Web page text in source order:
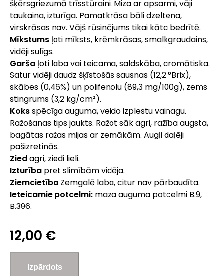
šķērsgriezumā trīsstūraini. Miza ar apsarmi, vāji
taukaina, izturīga. Pamatkrāsa bāli dzeltena,
virskrāsas nav. Vājš rūsinājums tikai kāta bedrītē.
Mīkstums ļoti mīksts, krēmkrāsas, smalkgraudains,
vidēji sulīgs.
Garša ļoti laba vai teicama, saldskāba, aromātiska.
Satur vidēji daudz šķīstošās sausnas (12,2 °Brix),
skābes (0,46%) un polifenolu (89,3 mg/100g), zems
stingrums (3,2 kg/cm²).
Koksspēcīga auguma, veido izplestu vainagu.
Ražošanas tips jaukts. Ražot sāk agri, ražība augsta,
bagātas ražas mijas ar zemākām. Augļi daļēji
pašizretinās.
Ziedagri, ziedi lieli.
Izturība pret slimībām vidēja.
Ziemcietība Zemgalē laba, citur nav pārbaudīta.
Ieteicamie potcelmi: maza auguma potcelmi B.9,
B.396.
12,00 €